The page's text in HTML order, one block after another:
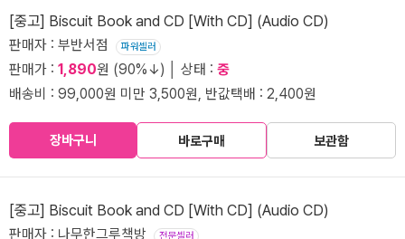
[중고] Biscuit Book and CD [With CD] (Audio CD)
판매자 : 부반서점 파워셀러
판매가 : 1,890원 (90%↓) │ 상태 : 중
배송비 : 99,000원 미만 3,500원, 반값택배 : 2,400원
장바구니 바로구매 보관함
[중고] Biscuit Book and CD [With CD] (Audio CD)
판매자 : 나무한그루책방 전문셀러